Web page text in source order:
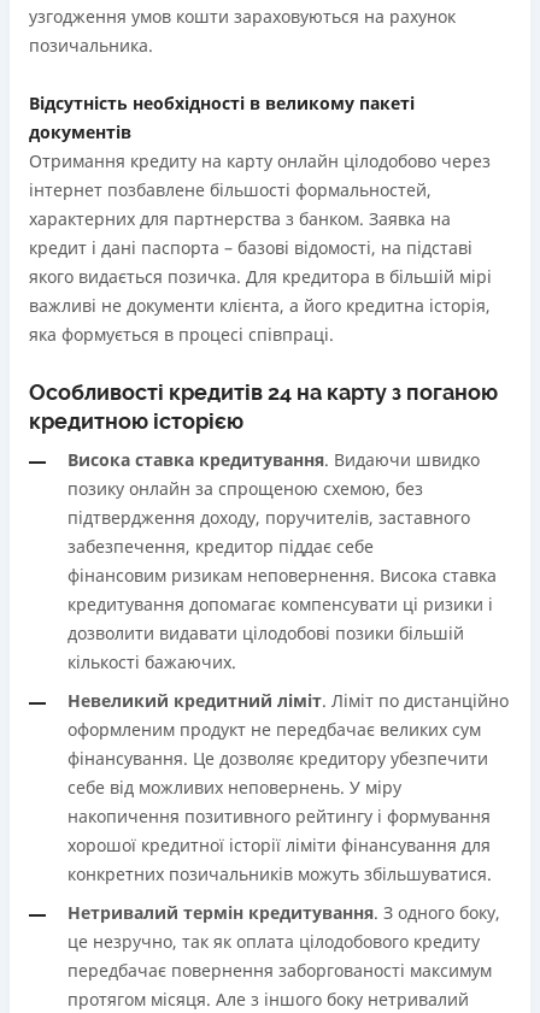
узгодження умов кошти зараховуються на рахунок
позичальника.
Відсутність необхідності в великому пакеті
документів
Отримання кредиту на карту онлайн цілодобово через
інтернет позбавлене більшості формальностей,
характерних для партнерства з банком. Заявка на
кредит і дані паспорта – базові відомості, на підставі
якого видається позичка. Для кредитора в більшій мірі
важливі не документи клієнта, а його кредитна історія,
яка формується в процесі співпраці.
Особливості кредитів 24 на карту з поганою
кредитною історією
Висока ставка кредитування. Видаючи швидко
позику онлайн за спрощеною схемою, без
підтвердження доходу, поручителів, заставного
забезпечення, кредитор піддає себе
фінансовим ризикам неповернення. Висока ставка
кредитування допомагає компенсувати ці ризики і
дозволити видавати цілодобові позики більшій
кількості бажаючих.
Невеликий кредитний ліміт. Ліміт по дистанційно
оформленим продукт не передбачає великих сум
фінансування. Це дозволяє кредитору убезпечити
себе від можливих неповернень. У міру
накопичення позитивного рейтингу і формування
хорошої кредитної історії ліміти фінансування для
конкретних позичальників можуть збільшуватися.
Нетривалий термін кредитування. З одного боку,
це незручно, так як оплата цілодобового кредиту
передбачає повернення заборгованості максимум
протягом місяця. Але з іншого боку нетривалий